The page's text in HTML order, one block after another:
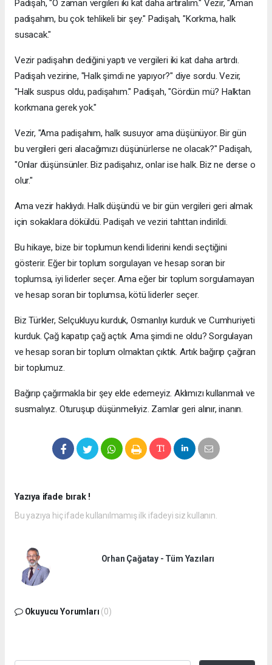
Padişah, "O zaman vergileri iki kat daha artıralım." Vezir, "Aman
padişahım, bu çok tehlikeli bir şey." Padişah, "Korkma, halk
susacak."
Vezir padişahın dediğini yaptı ve vergileri iki kat daha artırdı.
Padişah vezirine, "Halk şimdi ne yapıyor?" diye sordu. Vezir,
"Halk suspus oldu, padişahım." Padişah, "Gördün mü? Halktan
korkmana gerek yok."
Vezir, "Ama padişahım, halk susuyor ama düşünüyor. Bir gün
bu vergileri geri alacağımızı düşünürlerse ne olacak?" Padişah,
"Onlar düşünsünler. Biz padişahız, onlar ise halk. Biz ne derse o
olur."
Ama vezir haklıydı. Halk düşündü ve bir gün vergileri geri almak
için sokaklara döküldü. Padişah ve veziri tahttan indirildi.
Bu hikaye, bize bir toplumun kendi liderini kendi seçtiğini
gösterir. Eğer bir toplum sorgulayan ve hesap soran bir
toplumsa, iyi liderler seçer. Ama eğer bir toplum sorgulamayan
ve hesap soran bir toplumsa, kötü liderler seçer.
Biz Türkler, Selçukluyu kurduk, Osmanlıyı kurduk ve Cumhuriyeti
kurduk. Çağ kapatıp çağ açtık. Ama şimdi ne oldu? Sorgulayan
ve hesap soran bir toplum olmaktan çıktık. Artık bağırıp çağıran
bir toplumuz.
Bağırıp çağırmakla bir şey elde edemeyiz. Aklımızı kullanmalı ve
susmalıyız. Oturuşup düşünmeliyiz. Zamlar geri alınır, inanın.
Yazıya ifade bırak !
Bu yazıya hiç ifade kullanılmamış ilk ifadeyi siz kullanın.
Orhan Çağatay - Tüm Yazıları
Okuyucu Yorumları (0)